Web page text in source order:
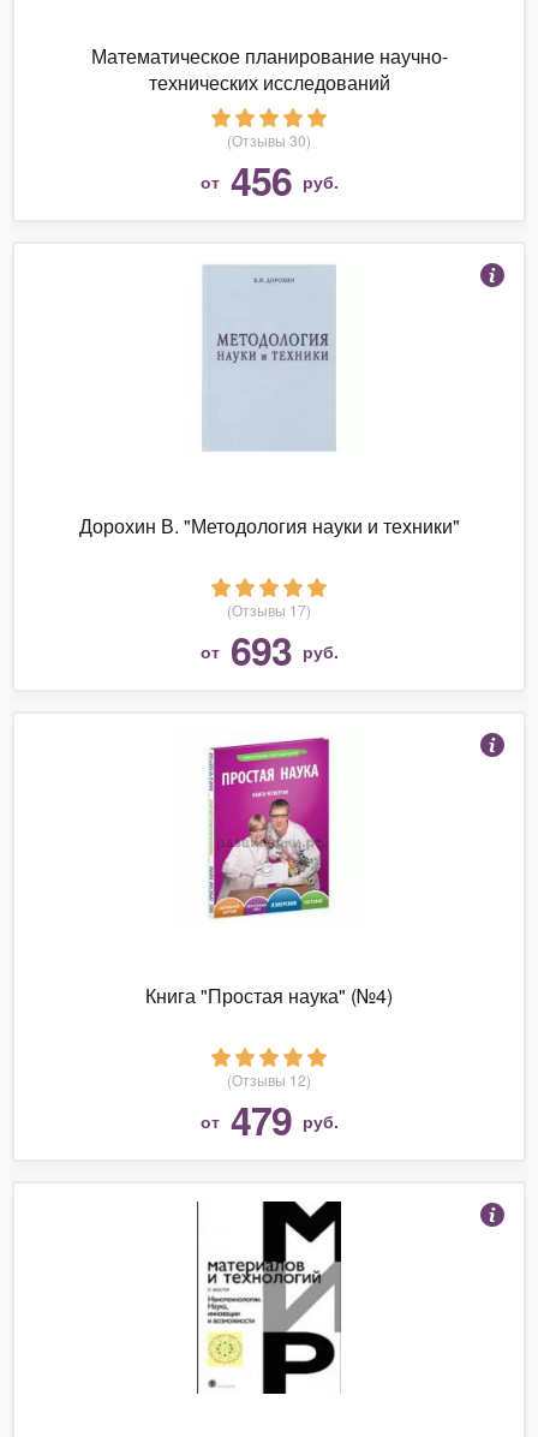
Математическое планирование научно-
технических исследований
(Отзывы 30)
от 456 руб.
Дорохин В. "Методология науки и техники"
(Отзывы 17)
от 693 руб.
Книга "Простая наука" (№4)
(Отзывы 12)
от 479 руб.